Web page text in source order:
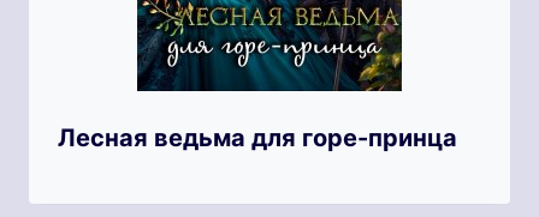
Лесная ведьма для горе-принца